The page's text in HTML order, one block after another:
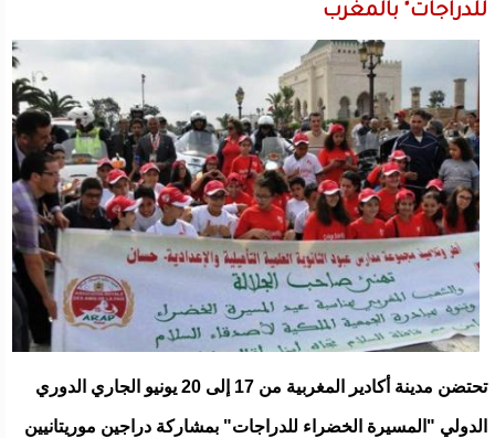
للدراجات" بالمغرب
تحتضن مدينة أكادير المغربية من 17 إلى 20 يونيو الجاري الدوري
الدولي "المسيرة الخضراء للدراجات" بمشاركة دراجين موريتانيين